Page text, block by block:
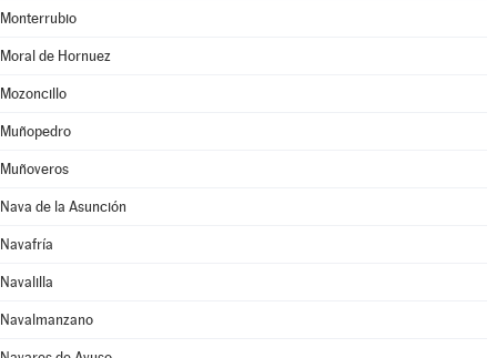
Monterrubio
Moral de Hornuez
Mozoncillo
Muñopedro
Muñoveros
Nava de la Asunción
Navafría
Navalilla
Navalmanzano